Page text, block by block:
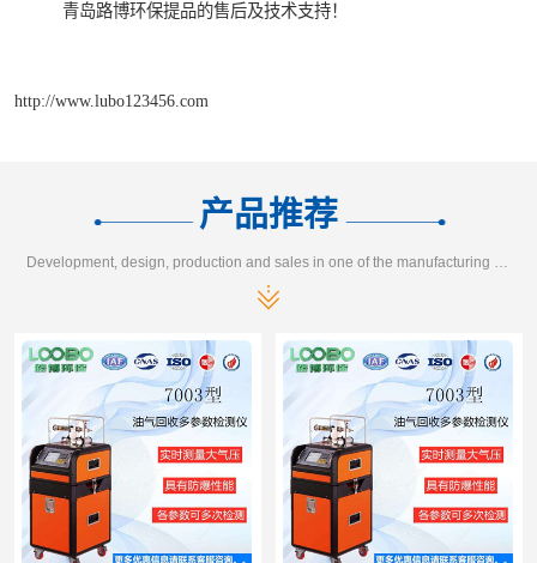
青岛路博环保提品的售后及技术支持！
http://www.lubo123456.com
产品推荐